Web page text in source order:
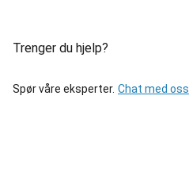
Trenger du hjelp?
Spør våre eksperter. Chat med oss